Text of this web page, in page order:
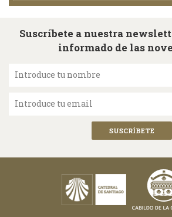
Suscríbete a nuestra
informado de las
Introduce tu nombre
Introduce tu email